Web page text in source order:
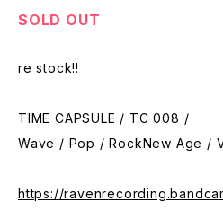
SOLD OUT
re stock!!
TIME CAPSULE / TC 008 /
Wave / Pop / RockNew Age /
https://